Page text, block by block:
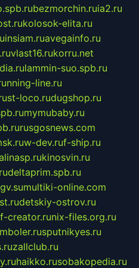
bezmorchin.ruia2.ru
kolosok-elita.ru
insiam.ruavegainfo.ru
vlast16.rukorru.net
lammin-suo.spb.ru
line.ru
loco.rudugshop.ru
mymubaby.ru
rusgosnews.com
w-dev.ruf-ship.ru
kinosvin.ru
deltaprim.spb.ru
multiki-online.com
detskiy-ostrov.ru
creator.runix-files.org.ru
sputnikyes.ru
zallclub.ru
haikko.rusobakopedia.ru